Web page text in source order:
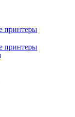
принтеры
принтеры